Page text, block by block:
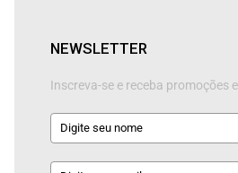
NEWSLETTER
Inscreva-se e receba promoções